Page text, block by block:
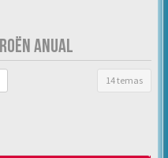
ANUAL
14 temas